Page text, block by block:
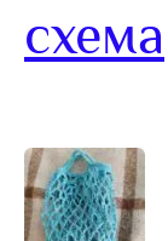
схема